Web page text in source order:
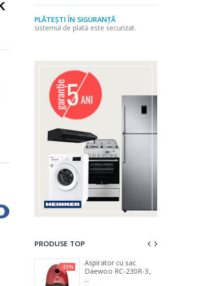
PLĂTEȘTI ÎN SIGURANȚĂ
sistemul de plată este securizat.
PRODUSE TOP
-33%
Aspirator cu sac
Daewoo RC-230R-3,
...